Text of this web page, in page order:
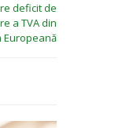
deficit de
a TVA din
Europeană